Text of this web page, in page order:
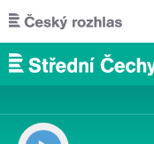
Přejít k hlavnímu obsahu